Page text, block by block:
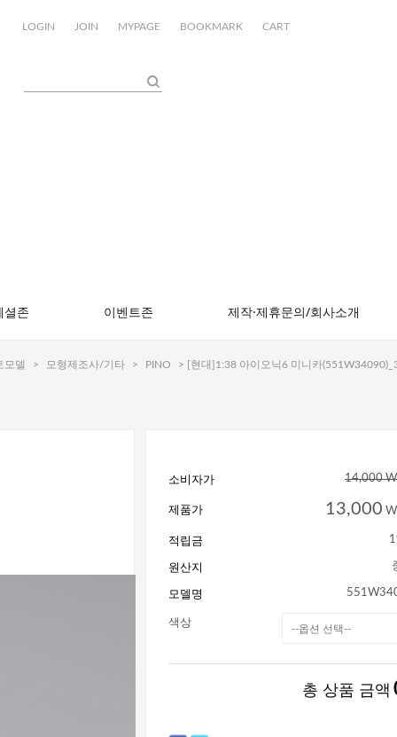
LOGIN JOIN MYPAGE BOOKMARK CART
셜존 이벤트존 제작·제휴문의/회사소개
모델 > 모형제조사/기타 > PINO > [현대]1:38 아이오닉6 미니카
소비자가 14,000
제품가 13,000
적립금
원산지
모델명
색상
총 상품 금액